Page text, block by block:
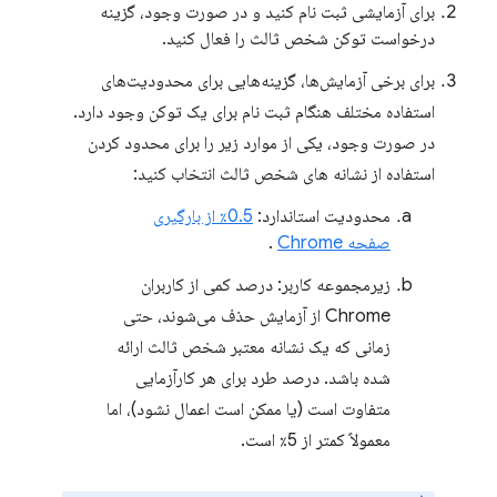
برای آزمایشی ثبت نام کنید و در صورت وجود، گزینه
درخواست توکن شخص ثالث را فعال کنید.
برای برخی آزمایش‌ها، گزینه‌هایی برای محدودیت‌های
استفاده مختلف هنگام ثبت نام برای یک توکن وجود دارد.
در صورت وجود، یکی از موارد زیر را برای محدود کردن
استفاده از نشانه های شخص ثالث انتخاب کنید:
محدودیت استاندارد:
0.5٪ از بارگیری
صفحه Chrome
.
زیرمجموعه کاربر: درصد کمی از کاربران
Chrome از آزمایش حذف می‌شوند، حتی
زمانی که یک نشانه معتبر شخص ثالث ارائه
شده باشد. درصد طرد برای هر کارآزمایی
متفاوت است (یا ممکن است اعمال نشود)، اما
معمولاً کمتر از 5٪ است.